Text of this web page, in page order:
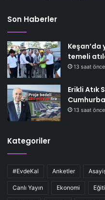
Son Haberler
Keşan’da
temeli
13 saat önce
Erikli Atık
13 saat önce
Kategoriler
#EvdeKal Anketler
Canlı Yayın Ekonomi